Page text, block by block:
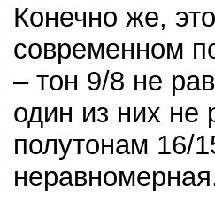
Конечно же,
современном
– тон 9/8 не
один из них не
полутонам 16/